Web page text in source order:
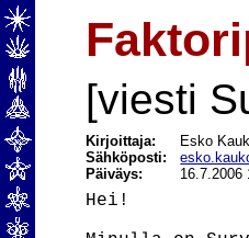
[viesti
Kirjoittaja:
Esko
Sähköposti:
Päiväys:
16.7.2006
Hei!